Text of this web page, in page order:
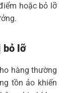
hoặc bỏ lỡ
bỏ lỡ
hàng thường
tồn ảo khiến